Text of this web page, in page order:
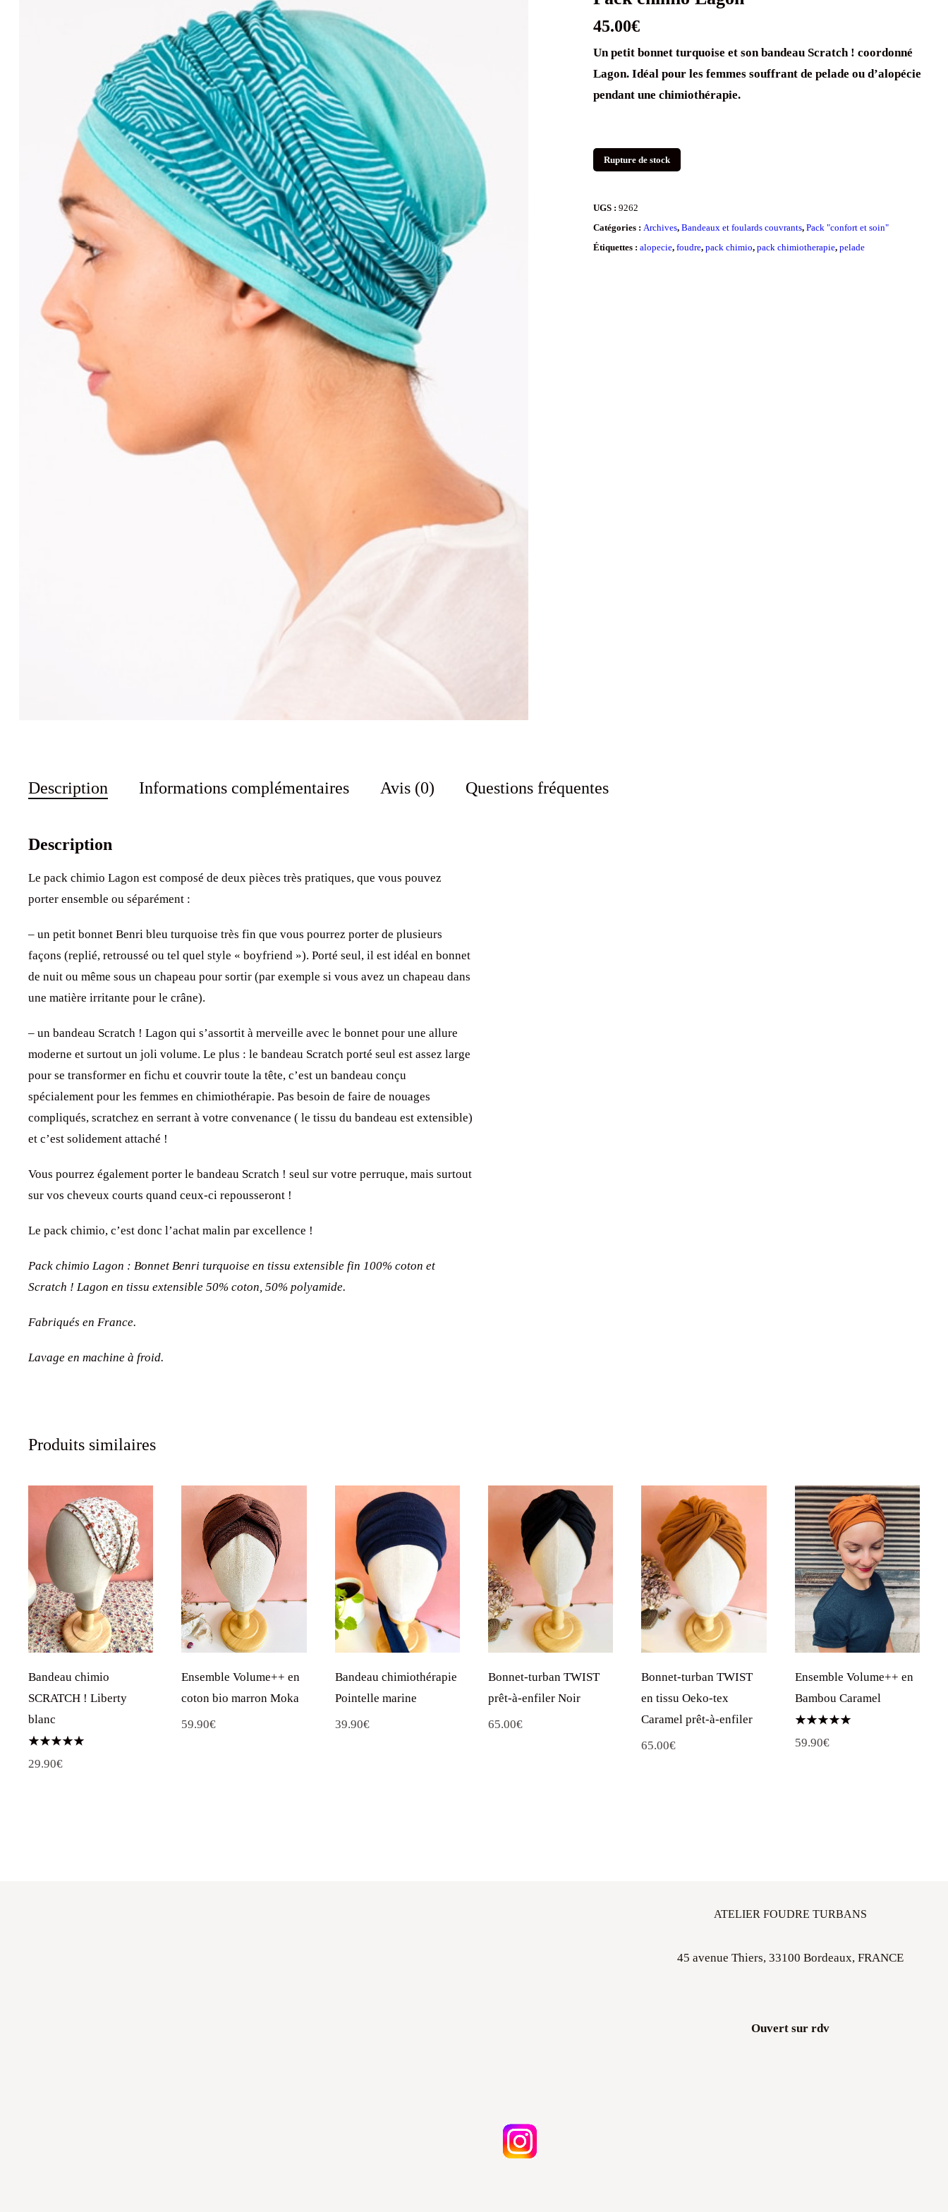
45.00€
Un petit bonnet turquoise et son bandeau Scratch ! coordonné
Lagon. Idéal pour les femmes souffrant de pelade ou d’alopécie
pendant une chimiothérapie.
Rupture de stock
UGS :9262
Catégories : Archives,Bandeaux et foulards couvrants,Pack "confort et soin"
Étiquettes :alopecie,foudre,pack chimio,pack chimiotherapie,pelade
Description Informations complémentaires Avis (0) Questions fréquentes
Description
Le pack chimio Lagon est composé de deux pièces très pratiques, que vous pouvez
porter ensemble ou séparément :
– un petit bonnet Benri bleu turquoise très fin que vous pourrez porter de plusieurs
façons (replié, retroussé ou tel quel style « boyfriend »). Porté seul, il est idéal en bonnet
de nuit ou même sous un chapeau pour sortir (par exemple si vous avez un chapeau dans
une matière irritante pour le crâne).
– un bandeau Scratch ! Lagon qui s’assortit à merveille avec le bonnet pour une allure
moderne et surtout un joli volume. Le plus : le bandeau Scratch porté seul est assez large
pour se transformer en fichu et couvrir toute la tête, c’est un bandeau conçu
spécialement pour les femmes en chimiothérapie. Pas besoin de faire de nouages
compliqués, scratchez en serrant à votre convenance ( le tissu du bandeau est extensible)
et c’est solidement attaché !
Vous pourrez également porter le bandeau Scratch ! seul sur votre perruque, mais surtout
sur vos cheveux courts quand ceux-ci repousseront !
Le pack chimio, c’est donc l’achat malin par excellence !
Pack chimio Lagon : Bonnet Benri turquoise en tissu extensible fin 100% coton et
Scratch ! Lagon en tissu extensible 50% coton, 50% polyamide.
Fabriqués en France.
Lavage en machine à froid.
Produits similaires
Bandeau chimio
SCRATCH ! Liberty
blanc
5.00
29.90€
Ensemble Volume++ en
coton bio marron Moka
59.90€
Bandeau chimiothérapie
Pointelle marine
39.90€
Bonnet-turban TWIST
prêt-à-enfiler Noir
65.00€
Bonnet-turban TWIST
en tissu Oeko-tex
Caramel prêt-à-enfiler
65.00€
Ensemble Volume++ en
Bambou Caramel
5.00
59.90€
ATELIER FOUDRE TURBANS
45 avenue Thiers, 33100 Bordeaux, FRANCE
Ouvert sur rdv